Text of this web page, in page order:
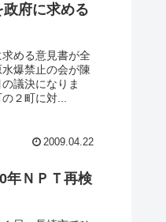
政府に求める
める意見書が全
爆禁止の会が陳
議決になりま
２町に対...
2009.04.22
年ＮＰＴ再検